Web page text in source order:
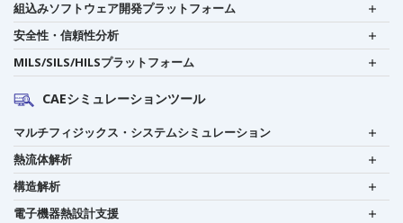
組込みソフトウェア開発プラットフォーム
安全性・信頼性分析
MILS/SILS/HILSプラットフォーム
CAEシミュレーションツール
マルチフィジックス・システムシミュレーション
熱流体解析
構造解析
電子機器熱設計支援